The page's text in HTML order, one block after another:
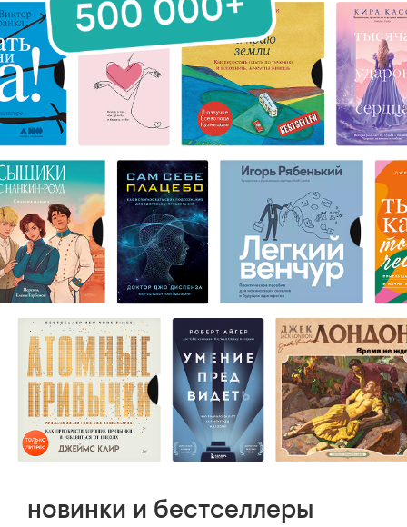
новинки и бестселлеры